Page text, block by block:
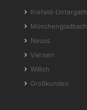
Krefeld-Untergath
Mönchengladbach
Neuss
Viersen
Willich
Großkunden